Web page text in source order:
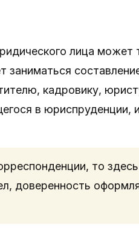
лица может
заниматься
кадровику,
в
то
доверенность